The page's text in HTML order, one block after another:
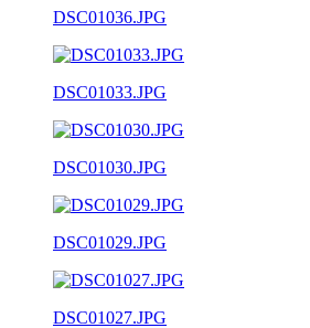
DSC01036.JPG
DSC01033.JPG
DSC01030.JPG
DSC01029.JPG
DSC01027.JPG